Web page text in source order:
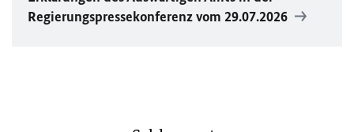
Regierungspressekonferenz vom 29.07.2026